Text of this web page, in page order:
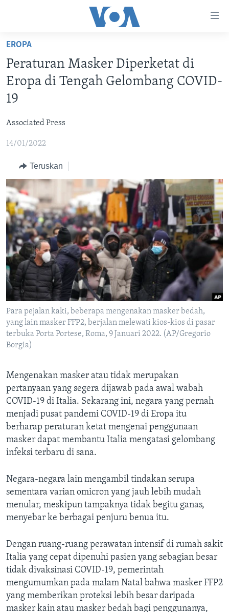
Akses
Lanjut
ke
Konten
Utama
ke
Utama
Lanjut
Pencarian
VIDEO
DAFTAR PROGRAM
IKUTI KAMI
Bahasa-bahasa
EROPA
Peraturan Masker Diperketat di
Eropa di Tengah Gelombang COVID-
19
Associated Press
14/01/2022
Teruskan
Para pejalan kaki, beberapa mengenakan masker bedah,
yang lain masker FFP2, berjalan melewati kios-kios di pasar
terbuka Porta Portese, Roma, 9 Januari 2022. (AP/Gregorio
Borgia)
Mengenakan masker atau tidak merupakan
pertanyaan yang segera dijawab pada awal wabah
COVID-19 di Italia. Sekarang ini, negara yang pernah
menjadi pusat pandemi COVID-19 di Eropa itu
berharap peraturan ketat mengenai penggunaan
masker dapat membantu Italia mengatasi gelombang
infeksi terbaru di sana.
Negara-negara lain mengambil tindakan serupa
sementara varian omicron yang jauh lebih mudah
menular, meskipun tampaknya tidak begitu ganas,
menyebar ke berbagai penjuru benua itu.
Dengan ruang-ruang perawatan intensif di rumah sakit
Italia yang cepat dipenuhi pasien yang sebagian besar
tidak divaksinasi COVID-19, pemerintah
mengumumkan pada malam Natal bahwa masker FFP2
yang memberikan proteksi lebih besar daripada
masker kain atau masker bedah bagi penggunanya,